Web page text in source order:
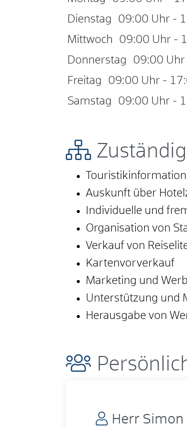
Dienstag
09:00 Uhr -
Mittwoch
09:00 Uhr -
Donnerstag
09:00 Uhr
Freitag
09:00 Uhr -
Samstag
09:00 Uhr -
Auskunft über
Individuelle und
Organisation von
Verkauf von
Kartenvorverkauf
Marketing und
Unterstützung und
Herausgabe von
Herr Simon